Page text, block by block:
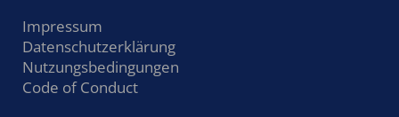
Impressum
Datenschutzerklärung
Nutzungsbedingungen
Code of Conduct